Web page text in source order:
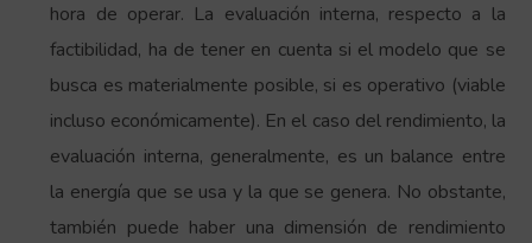
hora de operar. La evaluación interna, respecto a la
factibilidad, ha de tener en cuenta si el modelo que se
busca es materialmente posible, si es operativo (viable
incluso económicamente). En el caso del rendimiento, la
evaluación interna, generalmente, es un balance entre
la energía que se usa y la que se genera. No obstante,
también puede haber una dimensión de rendimiento